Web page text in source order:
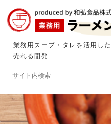
業務用スープ・タレを活用した
売れる開発